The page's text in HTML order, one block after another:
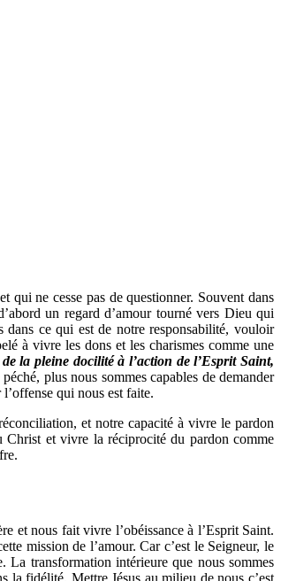
qui ne cesse pas de questionner. Souvent dans
un regard d’amour tourné vers Dieu qui
ce qui est de notre responsabilité, vouloir
à vivre les dons et les charismes comme une
la pleine docilité à l’action de l’Esprit Saint,
plus nous sommes capables de demander
qui nous est faite.
et notre capacité à vivre le pardon
Christ et vivre la réciprocité du pardon comme
et nous fait vivre l’obéissance à l’Esprit Saint.
mission de l’amour. Car c’est le Seigneur, le
transformation intérieure que nous sommes
la fidélité. Mettre Jésus au milieu de nous c’est